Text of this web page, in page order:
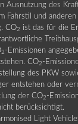
Ausnutzung des
Fahrstil und
CO2 ist das für die
2 -Emissionen
CO2 -
des PKW
entstehen oder
der CO2 -
berücksichtigt.
Light